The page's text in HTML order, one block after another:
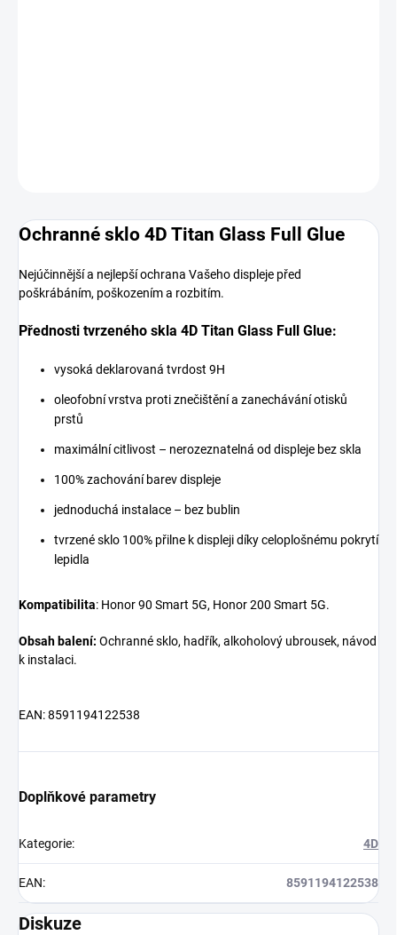
Ochranné sklo 4D Titan Glass Full Glue
Nejúčinnější a nejlepší ochrana Vašeho displeje před
poškrábáním, poškozením a rozbitím.
Přednosti tvrzeného skla 4D Titan Glass Full Glue:
vysoká deklarovaná tvrdost 9H
oleofobní vrstva proti znečištění a zanechávání otisků
prstů
maximální citlivost – nerozeznatelná od displeje bez skla
100% zachování barev displeje
jednoduchá instalace – bez bublin
tvrzené sklo 100% přilne k displeji díky celoplošnému pokrytí
lepidla
Kompatibilita: Honor 90 Smart 5G, Honor 200 Smart 5G.
Obsah balení: Ochranné sklo, hadřík, alkoholový ubrousek, návod
k instalaci.
EAN: 8591194122538
Doplňkové parametry
Kategorie: 4D
EAN: 8591194122538
Diskuze